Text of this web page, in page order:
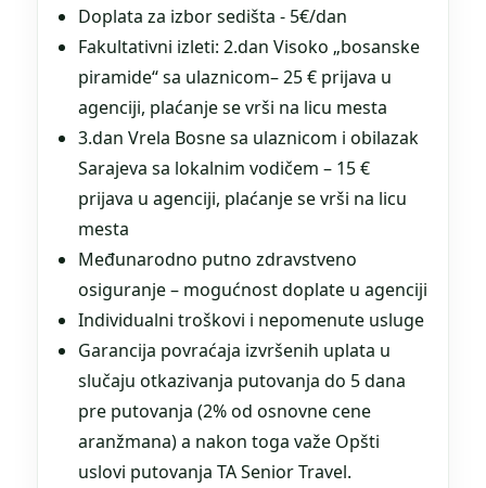
Doplata za izbor sedišta - 5€/dan
Fakultativni izleti: 2.dan Visoko „bosanske
piramide“ sa ulaznicom– 25 € prijava u
agenciji, plaćanje se vrši na licu mesta
3.dan Vrela Bosne sa ulaznicom i obilazak
Sarajeva sa lokalnim vodičem – 15 €
prijava u agenciji, plaćanje se vrši na licu
mesta
Međunarodno putno zdravstveno
osiguranje – mogućnost doplate u agenciji
Individualni troškovi i nepomenute usluge
Garancija povraćaja izvršenih uplata u
slučaju otkazivanja putovanja do 5 dana
pre putovanja (2% od osnovne cene
aranžmana) a nakon toga važe Opšti
uslovi putovanja TA Senior Travel.